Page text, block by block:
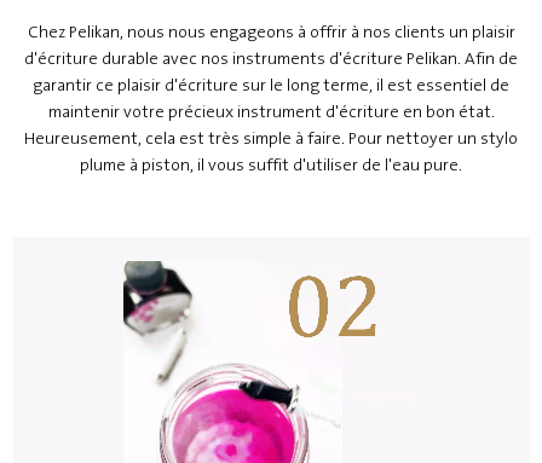
Chez Pelikan, nous nous engageons à offrir à nos clients un plaisir
d'écriture durable avec nos instruments d'écriture Pelikan. Afin de
garantir ce plaisir d'écriture sur le long terme, il est essentiel de
maintenir votre précieux instrument d'écriture en bon état.
Heureusement, cela est très simple à faire. Pour nettoyer un stylo
plume à piston, il vous suffit d'utiliser de l'eau pure.